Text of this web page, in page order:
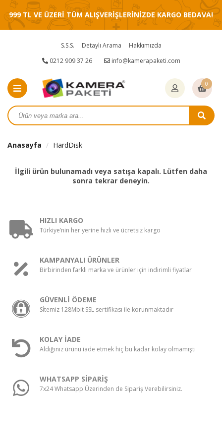
999 TL VE ÜZERİ TÜM ALIŞVERİŞLERİNİZDE KARGO BEDAVA!
S.S.S. Detaylı Arama
Hakkımızda
0212 909 37 26
info@kamerapaketi.com
0
Anasayfa HardDisk
İlgili ürün bulunamadı veya satışa kapalı. Lütfen daha
sonra tekrar deneyin.
HIZLI KARGO
Türkiye’nin her yerine hızlı ve ücretsiz kargo
KAMPANYALI ÜRÜNLER
Birbirinden farklı marka ve ürünler için indirimli fiyatlar
GÜVENLİ ÖDEME
Sİtemiz 128Mbit SSL sertifikası ile korunmaktadır
KOLAY İADE
Aldığınız ürünü iade etmek hiç bu kadar kolay olmamıştı
WHATSAPP SİPARİŞ
7x24 Whatsapp Üzerinden de Sipariş Verebilirsiniz.